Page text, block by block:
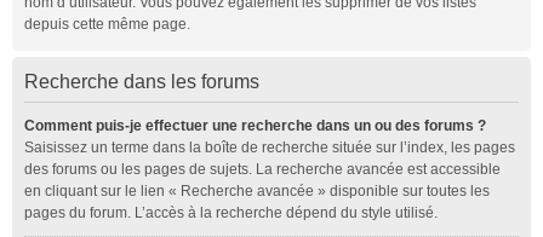
depuis cette même page.
Recherche dans les forums
Comment puis-je effectuer une recherche dans un ou des forums ?
Saisissez un terme dans la boîte de recherche située sur l’index, les pages
des forums ou les pages de sujets. La recherche avancée est accessible
en cliquant sur le lien « Recherche avancée » disponible sur toutes les
pages du forum. L’accès à la recherche dépend du style utilisé.